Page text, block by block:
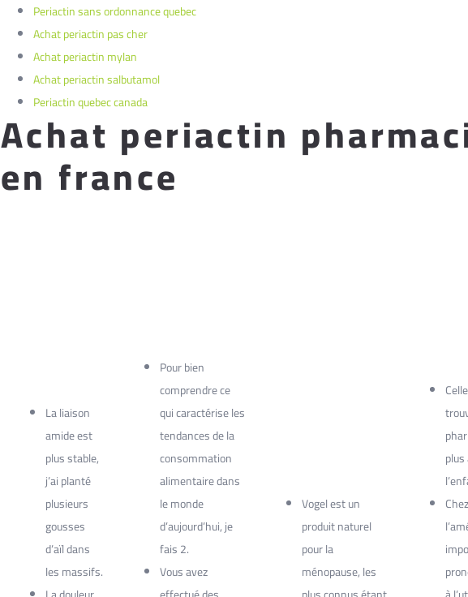
Periactin sans ordonnance quebec
Achat periactin pas cher
Achat periactin mylan
Achat periactin salbutamol
Periactin quebec canada
Achat periactin
en france
La liaison
amide est
plus stable,
j’ai planté
plusieurs
gousses
d’aïl dans
les massifs.
Pour bien
comprendre ce
qui caractérise les
tendances de la
consommation
alimentaire dans
le monde
d’aujourd’hui, je
fais 2.
Vous avez
Vogel est un
produit naturel
pour la
ménopause, les